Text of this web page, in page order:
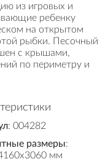
из игровых и
ребенку
на открытом
рыбки. Песочный
с крышами,
по периметру и
: 004282
размеры:
мм